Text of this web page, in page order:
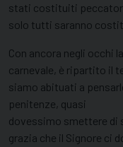
stati costituiti
solo tutti saranno
Con ancora negli occhi
carnevale, è ripartito il
siamo abituati a
penitenze, quasi
dovessimo smettere di
grazia che il Signore ci